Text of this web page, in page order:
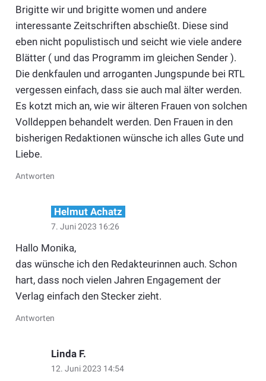
Brigitte wir und brigitte women und andere
interessante Zeitschriften abschießt. Diese sind
eben nicht populistisch und seicht wie viele andere
Blätter ( und das Programm im gleichen Sender ).
Die denkfaulen und arroganten Jungspunde bei RTL
vergessen einfach, dass sie auch mal älter werden.
Es kotzt mich an, wie wir älteren Frauen von solchen
Volldeppen behandelt werden. Den Frauen in den
bisherigen Redaktionen wünsche ich alles Gute und
Liebe.
Antworten
Helmut Achatz
7. Juni 2023 16:26
Hallo Monika,
das wünsche ich den Redakteurinnen auch. Schon
hart, dass noch vielen Jahren Engagement der
Verlag einfach den Stecker zieht.
Antworten
Linda F.
12. Juni 2023 14:54